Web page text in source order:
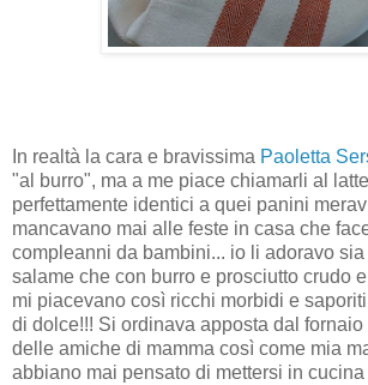
In realtà la cara e bravissima Paoletta
"al burro", ma a me piace chiamarli al
perfettamente identici a quei panini
mancavano mai alle feste in casa che
compleanni da bambini... io li adoravo
salame che con burro e prosciutto crudo
mi piacevano così ricchi morbidi e
di dolce!!! Si ordinava apposta dal
delle amiche di mamma così come mia
abbiano mai pensato di mettersi in